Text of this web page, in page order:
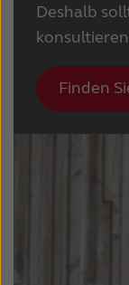
Deshalb
Finden